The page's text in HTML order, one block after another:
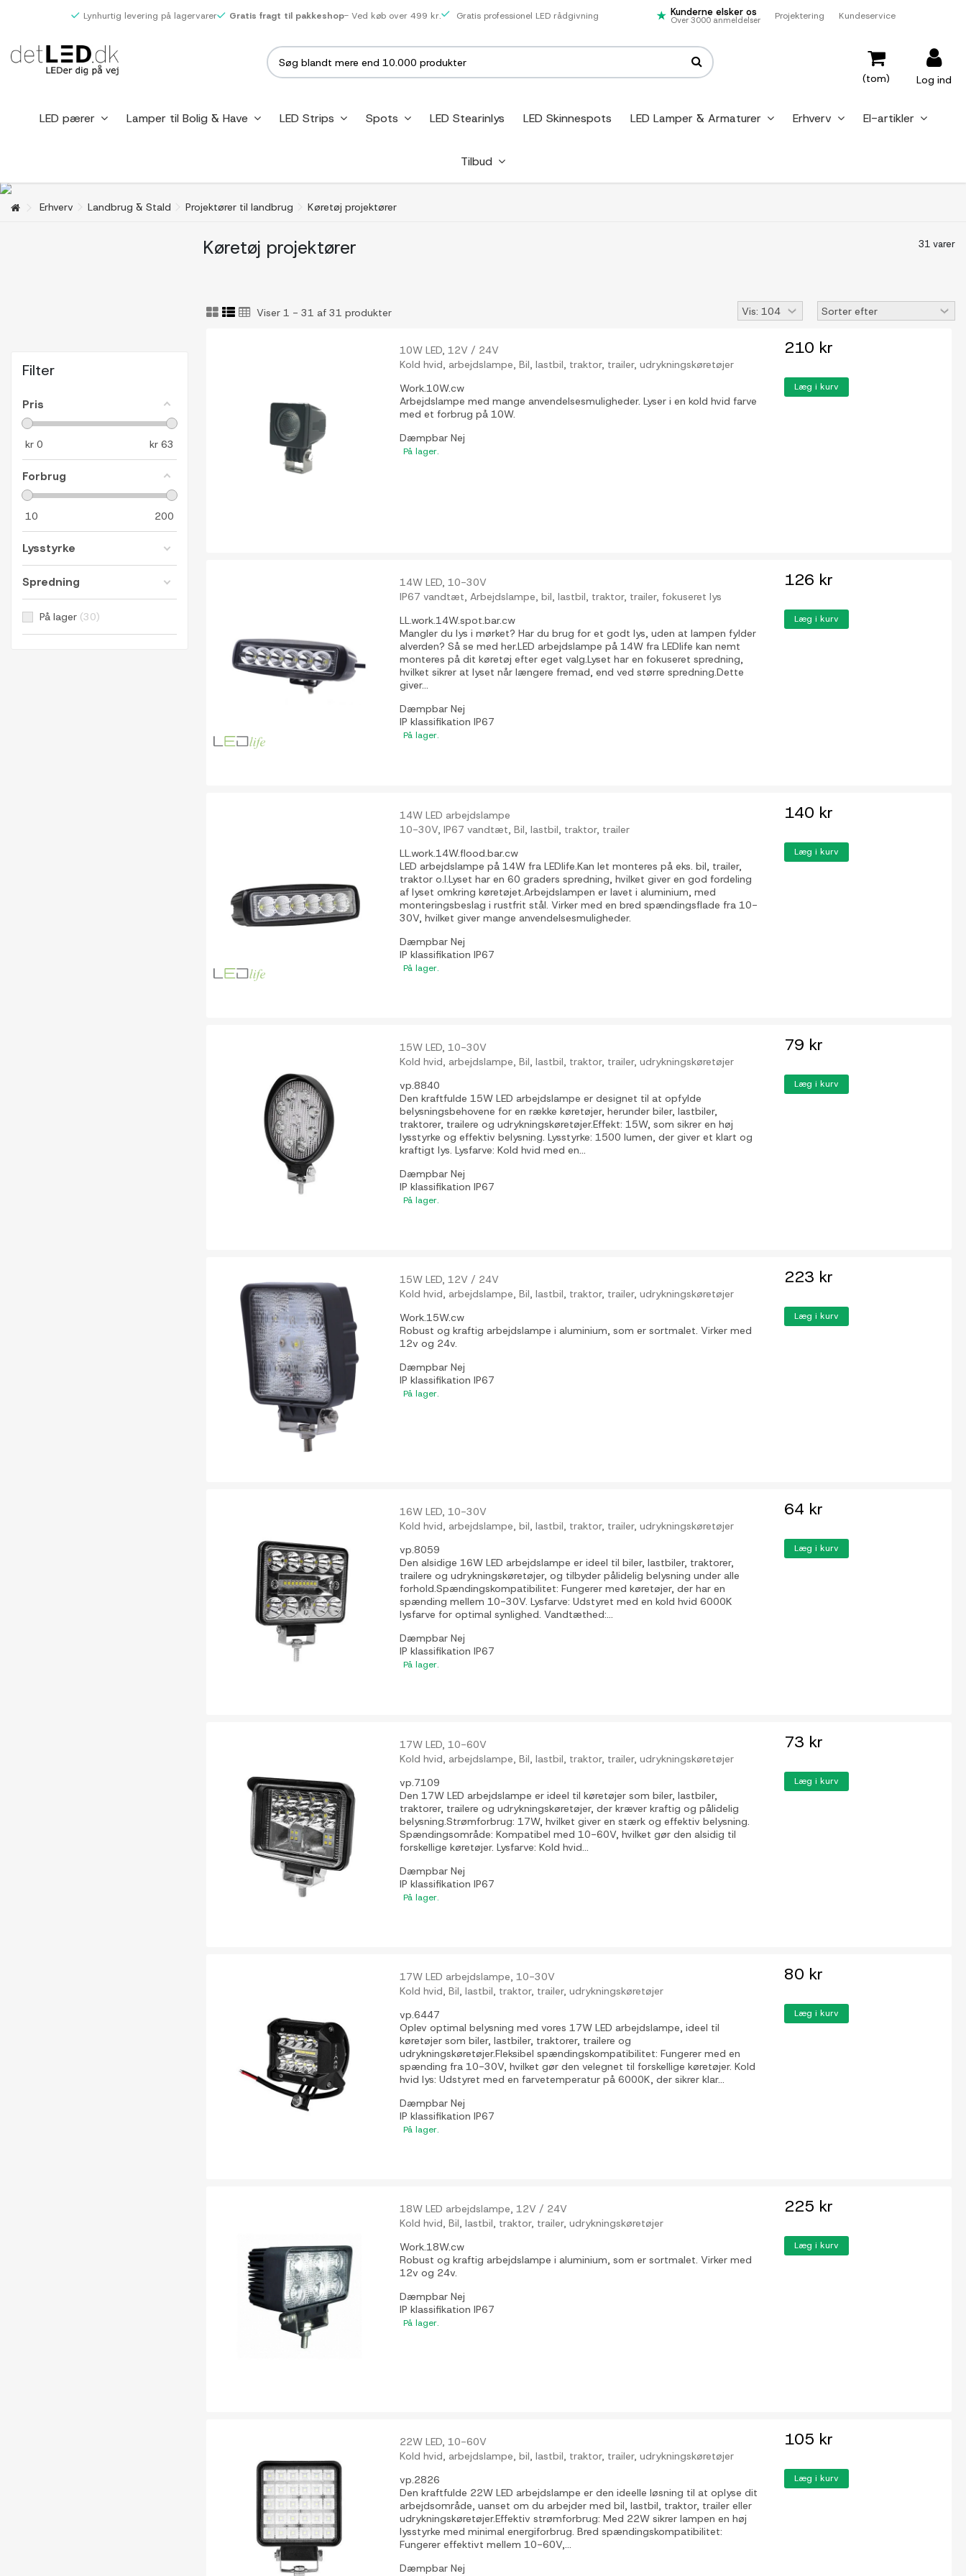
Lynhurtig levering på lagervarer Gratis fragt til pakkeshop- Ved køb over 499 kr. Gratis professionel LED rådgivning Kunderne elsker os
Over 3000 anmeldelser Projektering Kundeservice
Log ind
(tom)
LED pærer Lamper til Bolig & Have LED Strips Spots LED Stearinlys LED Skinnespots LED Lamper & Armaturer Erhverv El-artikler
Tilbud
Erhverv Landbrug & Stald Projektører til landbrug Køretøj projektører
Køretøj projektører 31 varer
Viser 1 - 31 af 31 produkter
10W LED, 12V / 24V
Kold hvid, arbejdslampe, Bil, lastbil, traktor, trailer, udrykningskøretøjer
Work.10W.cw
Arbejdslampe med mange anvendelsesmuligheder. Lyser i en kold hvid farve
med et forbrug på 10W.
DæmpbarNej
På lager.
210 kr
Læg i kurv
14W LED, 10-30V
IP67 vandtæt, Arbejdslampe, bil, lastbil, traktor, trailer, fokuseret lys
LL.work.14W.spot.bar.cw
Mangler du lys i mørket? Har du brug for et godt lys, uden at lampen fylder
alverden? Så se med her.LED arbejdslampe på 14W fra LEDlife kan nemt
monteres på dit køretøj efter eget valg.Lyset har en fokuseret spredning,
hvilket sikrer at lyset når længere fremad, end ved større spredning.Dette
giver...
DæmpbarNej
IP klassifikationIP67
På lager.
126 kr
Læg i kurv
14W LED arbejdslampe
10-30V, IP67 vandtæt, Bil, lastbil, traktor, trailer
LL.work.14W.flood.bar.cw
LED arbejdslampe på 14W fra LEDlife.Kan let monteres på eks. bil, trailer,
traktor o.l.Lyset har en 60 graders spredning, hvilket giver en god fordeling
af lyset omkring køretøjet.Arbejdslampen er lavet i aluminium, med
monteringsbeslag i rustfrit stål. Virker med en bred spændingsflade fra 10-
30V, hvilket giver mange anvendelsesmuligheder.
DæmpbarNej
IP klassifikationIP67
På lager.
140 kr
Læg i kurv
15W LED, 10-30V
Kold hvid, arbejdslampe, Bil, lastbil, traktor, trailer, udrykningskøretøjer
vp.8840
Den kraftfulde 15W LED arbejdslampe er designet til at opfylde
belysningsbehovene for en række køretøjer, herunder biler, lastbiler,
traktorer, trailere og udrykningskøretøjer.Effekt: 15W, som sikrer en høj
lysstyrke og effektiv belysning. Lysstyrke: 1500 lumen, der giver et klart og
kraftigt lys. Lysfarve: Kold hvid med en...
DæmpbarNej
IP klassifikationIP67
På lager.
79 kr
Læg i kurv
15W LED, 12V / 24V
Kold hvid, arbejdslampe, Bil, lastbil, traktor, trailer, udrykningskøretøjer
Work.15W.cw
Robust og kraftig arbejdslampe i aluminium, som er sortmalet. Virker med
12v og 24v.
DæmpbarNej
IP klassifikationIP67
På lager.
223 kr
Læg i kurv
16W LED, 10-30V
Kold hvid, arbejdslampe, bil, lastbil, traktor, trailer, udrykningskøretøjer
vp.8059
Den alsidige 16W LED arbejdslampe er ideel til biler, lastbiler, traktorer,
trailere og udrykningskøretøjer, og tilbyder pålidelig belysning under alle
forhold.Spændingskompatibilitet: Fungerer med køretøjer, der har en
spænding mellem 10-30V. Lysfarve: Udstyret med en kold hvid 6000K
lysfarve for optimal synlighed. Vandtæthed:...
DæmpbarNej
IP klassifikationIP67
På lager.
64 kr
Læg i kurv
17W LED, 10-60V
Kold hvid, arbejdslampe, Bil, lastbil, traktor, trailer, udrykningskøretøjer
vp.7109
Den 17W LED arbejdslampe er ideel til køretøjer som biler, lastbiler,
traktorer, trailere og udrykningskøretøjer, der kræver kraftig og pålidelig
belysning.Strømforbrug: 17W, hvilket giver en stærk og effektiv belysning.
Spændingsområde: Kompatibel med 10-60V, hvilket gør den alsidig til
forskellige køretøjer. Lysfarve: Kold hvid...
DæmpbarNej
IP klassifikationIP67
På lager.
73 kr
Læg i kurv
17W LED arbejdslampe, 10-30V
Kold hvid, Bil, lastbil, traktor, trailer, udrykningskøretøjer
vp.6447
Oplev optimal belysning med vores 17W LED arbejdslampe, ideel til
køretøjer som biler, lastbiler, traktorer, trailere og
udrykningskøretøjer.Fleksibel spændingskompatibilitet: Fungerer med en
spænding fra 10-30V, hvilket gør den velegnet til forskellige køretøjer. Kold
hvid lys: Udstyret med en farvetemperatur på 6000K, der sikrer klar...
DæmpbarNej
IP klassifikationIP67
På lager.
80 kr
Læg i kurv
18W LED arbejdslampe, 12V / 24V
Kold hvid, Bil, lastbil, traktor, trailer, udrykningskøretøjer
Work.18W.cw
Robust og kraftig arbejdslampe i aluminium, som er sortmalet. Virker med
12v og 24v.
DæmpbarNej
IP klassifikationIP67
På lager.
225 kr
Læg i kurv
22W LED, 10-60V
Kold hvid, arbejdslampe, bil, lastbil, traktor, trailer, udrykningskøretøjer
vp.2826
Den kraftfulde 22W LED arbejdslampe er den ideelle løsning til at oplyse dit
arbejdsområde, uanset om du arbejder med bil, lastbil, traktor, trailer eller
udrykningskøretøjer.Effektiv strømforbrug: Med 22W sikrer lampen en høj
lysstyrke med minimal energiforbrug. Bred spændingskompatibilitet:
Fungerer effektivt mellem 10-60V,...
DæmpbarNej
105 kr
Læg i kurv
Filter
Pris
kr 0 kr 63
Forbrug
10 200
Lysstyrke
Spredning
På lager 30